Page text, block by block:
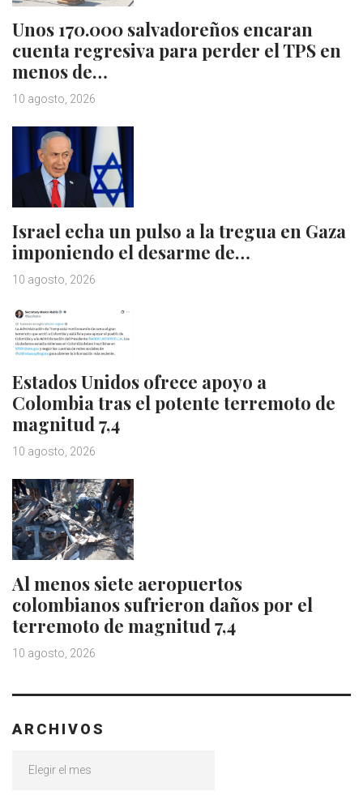
Unos 170.000 salvadoreños encaran
cuenta regresiva para perder el TPS en
menos de…
10 agosto, 2026
Israel echa un pulso a la tregua en Gaza
imponiendo el desarme de…
10 agosto, 2026
Estados Unidos ofrece apoyo a
Colombia tras el potente terremoto de
magnitud 7,4
10 agosto, 2026
Al menos siete aeropuertos
colombianos sufrieron daños por el
terremoto de magnitud 7,4
10 agosto, 2026
ARCHIVOS